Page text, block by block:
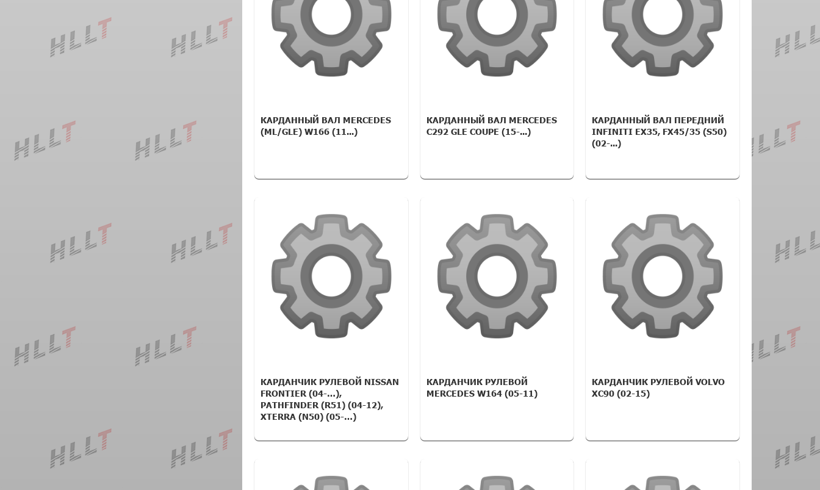
КАРДАННЫЙ ВАЛ MERCEDES
(ML/GLE) W166 (11...)
КАРДАННЫЙ ВАЛ MERCEDES
C292 GLE COUPE (15-...)
КАРДАННЫЙ ВАЛ ПЕРЕДНИЙ
INFINITI EX35, FX45/35 (S50)
(02-...)
КАРДАНЧИК РУЛЕВОЙ NISSAN
FRONTIER (04-…),
PATHFINDER (R51) (04-12),
XTERRA (N50) (05-…)
КАРДАНЧИК РУЛЕВОЙ
MERCEDES W164 (05-11)
КАРДАНЧИК РУЛЕВОЙ VOLVO
XC90 (02-15)